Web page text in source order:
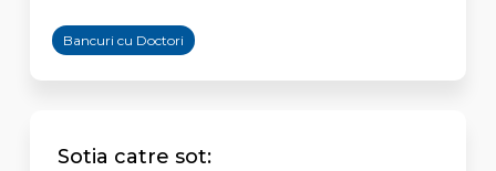
Bancuri cu Doctori
Sotia catre sot: